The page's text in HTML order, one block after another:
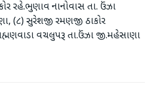
રહે.ભુણાવ નાનોવાસ તા. ઉંઝા
(૮) સુરેશજી રમણજી ઠાકોર
વચલુપરૂ તા.ઉંઝા જી.મહેસાણા